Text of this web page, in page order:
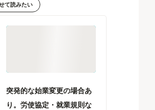
て読みたい
突発的な始業変更の場合あ
り。労使協定・就業規則な